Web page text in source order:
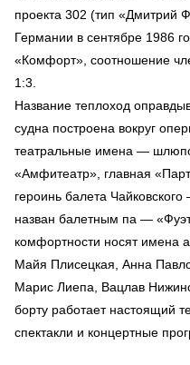
проекта 302 (тип «Дмитрий
Германии в сентябре 1986
«Комфорт», соотношение
1:3.
Название теплоход
судна построена вокруг
театральные имена —
«Амфитеатр», главная
героинь балета
назван балетным па —
комфортности носят имена
Майя Плисецкая, Анна
Марис Лиепа, Вацлав
борту работает настоящий
спектакли и концертные